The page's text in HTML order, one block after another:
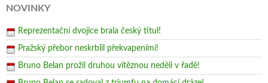
NOVINKY
Reprezentační dvojice brala český titul!
Pražský přebor neskrblil překvapeními!
Bruno Belan prožil druhou vítěznou neděli v řadě!